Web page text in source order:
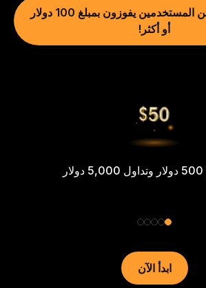
أكثر من 80% من المستخدمين يفوزون بمبلغ 100 دولار
أو أكثر!
ابدأ الآن